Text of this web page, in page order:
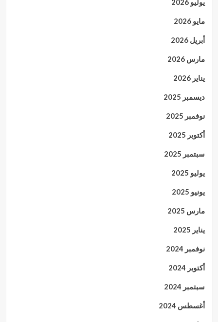
يوليو 2026
مايو 2026
أبريل 2026
مارس 2026
يناير 2026
ديسمبر 2025
نوفمبر 2025
أكتوبر 2025
سبتمبر 2025
يوليو 2025
يونيو 2025
مارس 2025
يناير 2025
نوفمبر 2024
أكتوبر 2024
سبتمبر 2024
أغسطس 2024